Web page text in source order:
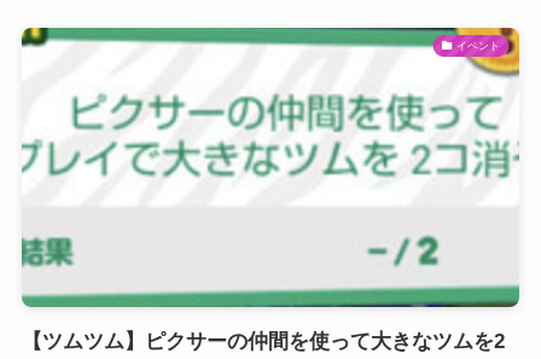
イベント
【ツムツム】ピクサーの仲間を使って大きなツムを2